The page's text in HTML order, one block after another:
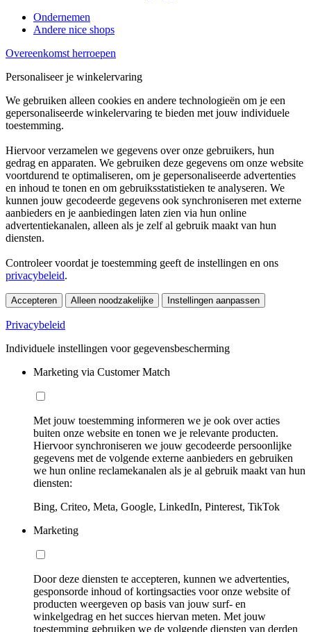
Ondernemen
Andere nice shops
Overeenkomst herroepen
Personaliseer je winkelervaring
We gebruiken alleen cookies en andere technologieën om je een
gepersonaliseerde winkelervaring te bieden met jouw individuele
toestemming.
Hiervoor verzamelen we gegevens over onze gebruikers, hun
gedrag en apparaten. We gebruiken deze gegevens om onze website
voortdurend te optimaliseren, om je gepersonaliseerde advertenties
en inhoud te tonen en om gebruiksstatistieken te analyseren. We
kunnen jouw gecodeerde gegevens ook synchroniseren met externe
aanbieders en je aanbiedingen laten zien via hun online
advertentiekanalen, alleen als je zelf al gebruik maakt van hun
diensten.
Controleer voordat je toestemming geeft de instellingen en ons
privacybeleid.
Accepteren Alleen noodzakelijke Instellingen aanpassen
Privacybeleid
Individuele instellingen voor gegevensbescherming
Marketing via Customer Match
Met jouw toestemming informeren we je ook over acties
buiten onze website en tonen we je relevante producten.
Hiervoor synchroniseren we jouw gecodeerde persoonlijke
gegevens met de volgende externe aanbieders en gebruiken
we hun online reclamekanalen als je al gebruik maakt van hun
diensten:
Bing, Criteo, Meta, Google, LinkedIn, Pinterest, TikTok
Marketing
Door deze diensten te accepteren, kunnen we advertenties,
gesponsorde inhoud of kortingsacties voor onze website of
producten weergeven op basis van jouw surf- en
winkelgedrag en het succes hiervan meten. Met jouw
toestemming gebruiken we de volgende diensten van derden